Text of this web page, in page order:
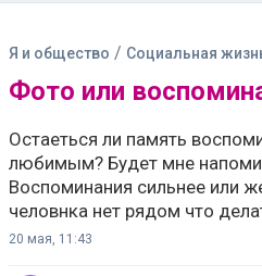
Я и общество / Социальная
Фото или
Остаеться ли память
любимым? Будет мне
Воспоминания сильнее или
человнка нет рядом что
20 мая, 11:43